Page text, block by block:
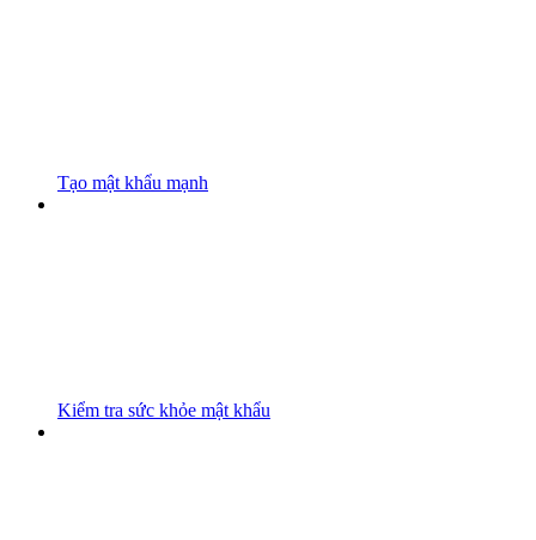
Tạo mật khẩu mạnh
Kiểm tra sức khỏe mật khẩu